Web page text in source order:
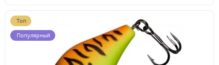
Топ
Популярный